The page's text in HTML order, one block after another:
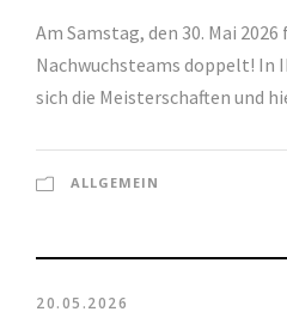
Am Samstag, den 30. Mai
Nachwuchsteams doppelt! In
sich die Meisterschaften und
ALLGEMEIN
20.05.2026